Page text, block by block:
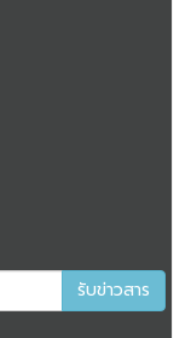
รับข่าวสาร